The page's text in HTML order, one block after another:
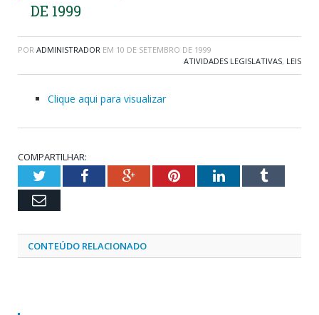
DE 1999
POR ADMINISTRADOR EM 10 DE SETEMBRO DE 1999
ATIVIDADES LEGISLATIVAS, LEIS
Clique aqui para visualizar
COMPARTILHAR:
TwitterFacebookGoogle+PinterestLinkedInTumblr
Email
CONTEÚDO RELACIONADO